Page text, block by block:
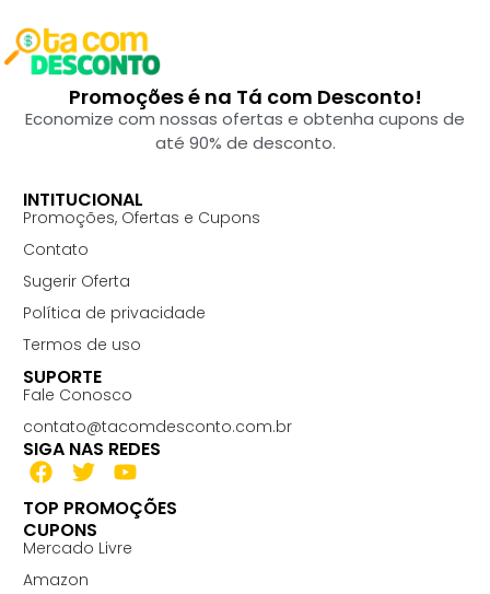
Promoções é na Tá com Desconto!
Economize com nossas ofertas e obtenha cupons de
até 90% de desconto.
INTITUCIONAL
Promoções, Ofertas e Cupons
Contato
Sugerir Oferta
Política de privacidade
Termos de uso
SUPORTE
Fale Conosco
contato@tacomdesconto.com.br
SIGA NAS REDES
TOP PROMOÇÕES
CUPONS
Mercado Livre
Amazon